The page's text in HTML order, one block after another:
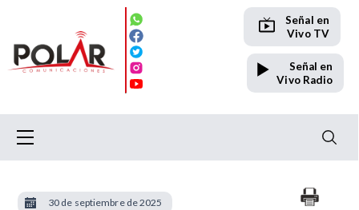
Señal en
Vivo TV
Señal en
Vivo Radio
30 de septiembre de 2025